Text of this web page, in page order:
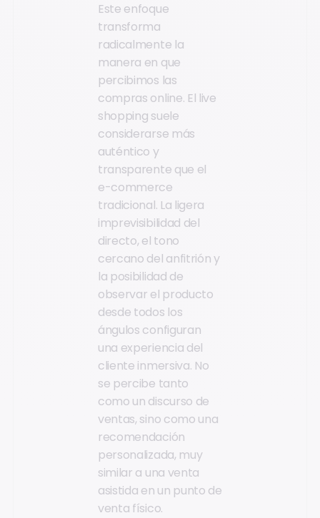
Este enfoque
transforma
radicalmente la
manera en que
percibimos las
compras online. El live
shopping suele
considerarse más
auténtico y
transparente que el
e-commerce
tradicional. La ligera
imprevisibilidad del
directo, el tono
cercano del anfitrión y
la posibilidad de
observar el producto
desde todos los
ángulos configuran
una experiencia del
cliente inmersiva. No
se percibe tanto
como un discurso de
ventas, sino como una
recomendación
personalizada, muy
similar a una venta
asistida en un punto de
venta físico.